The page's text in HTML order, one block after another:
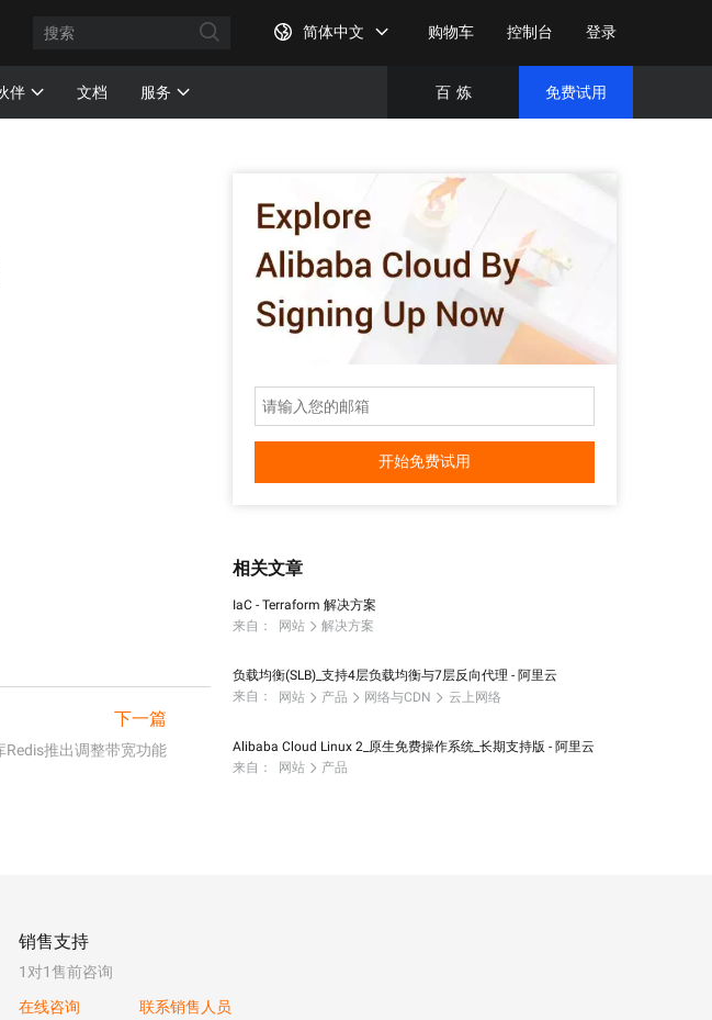
简体中文 购物车 控制台 登录
伴 文档 服务 百 炼 免费试用
下一篇
Redis推出调整带宽功能
开始免费试用
相关文章
IaC - Terraform 解决方案
来自：
网站 解决方案
负载均衡(SLB)_支持4层负载均衡与7层反向代理 - 阿里云
来自：
网站 产品 网络与CDN 云上网络
Alibaba Cloud Linux 2_原生免费操作系统_长期支持版 - 阿里云
来自：
网站 产品
销售支持
1对1售前咨询
在线咨询
联系销售人员